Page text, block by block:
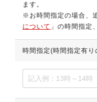
ます。
※お時間指定の場合、
について 」の時間指定
時間指定(時間指定有り